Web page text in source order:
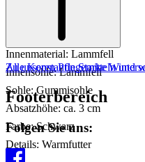
Material: Leder
Innenmaterial: Lammfell
Innensohle: Lammfell
Sohle: Gummisohle
Absatzhöhe: ca. 3 cm
Farbe: Schwarz
Details: Warmfutter
Zu unseren Pflegemitteln und
Alle Konstantin Starke
Footerbereich
Folgen Sie uns: